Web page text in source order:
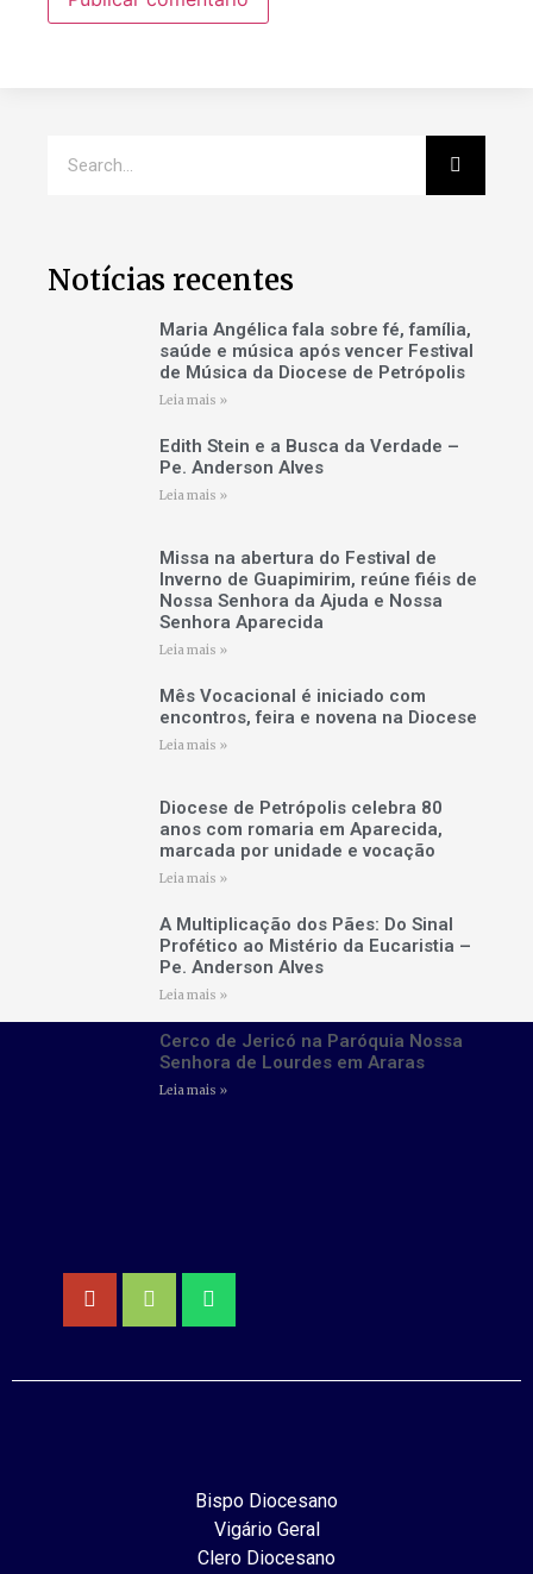
Notícias recentes
Maria Angélica fala sobre fé, família,
saúde e música após vencer Festival
de Música da Diocese de Petrópolis
Leia mais »
Edith Stein e a Busca da Verdade –
Pe. Anderson Alves
Leia mais »
Missa na abertura do Festival de
Inverno de Guapimirim, reúne fiéis de
Nossa Senhora da Ajuda e Nossa
Senhora Aparecida
Leia mais »
Mês Vocacional é iniciado com
encontros, feira e novena na Diocese
Leia mais »
Diocese de Petrópolis celebra 80
anos com romaria em Aparecida,
marcada por unidade e vocação
Leia mais »
A Multiplicação dos Pães: Do Sinal
Profético ao Mistério da Eucaristia –
Pe. Anderson Alves
Leia mais »
Cerco de Jericó na Paróquia Nossa
Senhora de Lourdes em Araras
Leia mais »
Bispo Diocesano
Vigário Geral
Clero Diocesano